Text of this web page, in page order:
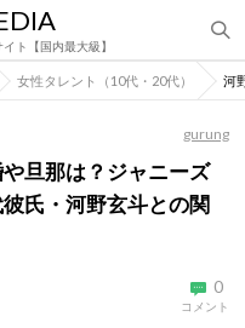
ト【国内最大級】
女性タレント（10代・20代） 河
gurung
旦那は？ジャニーズ
氏・河野玄斗との関
0
コメント